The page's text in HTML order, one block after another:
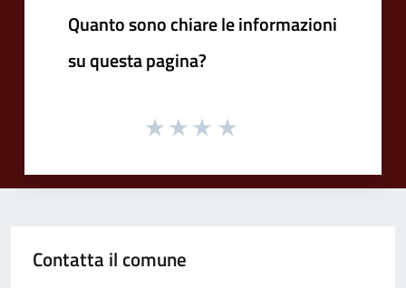
Quanto sono chiare le informazioni
su questa pagina?
Contatta il comune